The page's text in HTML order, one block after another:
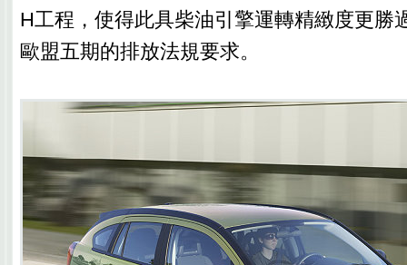
H工程，使得此具柴油引擎運轉精緻度更勝
歐盟五期的排放法規要求。